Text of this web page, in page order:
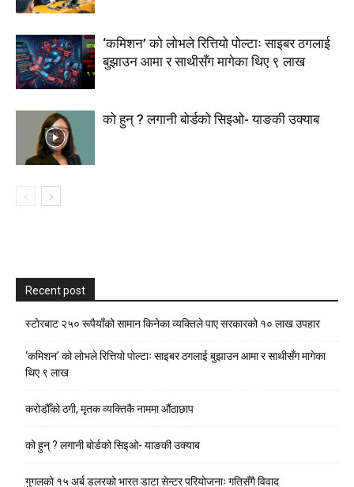
‘कमिशन’ को लोभले रित्तियो पोल्टाः साइबर ठगलाई
बुझाउन आमा र साथीसँग मागेका थिए ९ लाख
को हुन् ? लगानी बोर्डको सिइओ- याङकी उक्याब
Recent post
स्टाेरबाट २५० रूपैयाँको सामान किनेका व्यक्तिले पाए सरकारको १० लाख उपहार
‘कमिशन’ को लोभले रित्तियो पोल्टाः साइबर ठगलाई बुझाउन आमा र साथीसँग मागेका
थिए ९ लाख
करोडौँको ठगी, मृतक व्यक्तिकै नाममा औंठाछाप
को हुन् ? लगानी बोर्डको सिइओ- याङकी उक्याब
गुगलको १५ अर्ब डलरको भारत डाटा सेन्टर परियोजनाः गतिसँगै विवाद